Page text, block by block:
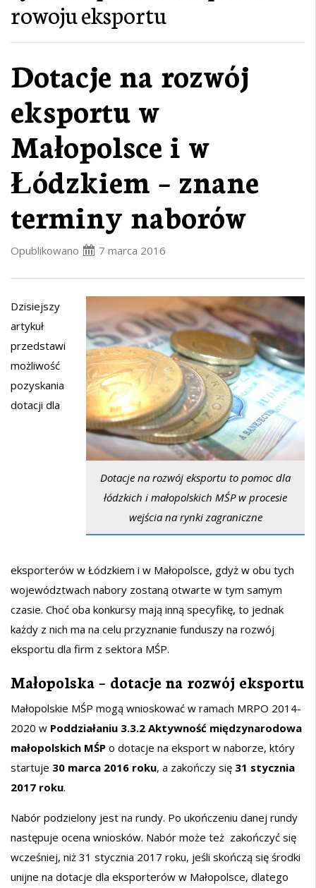
rowoju eksportu
Dotacje na rozwój
eksportu w
Małopolsce i w
Łódzkiem – znane
terminy naborów
Opublikowano 7 marca 2016
Dotacje na rozwój eksportu to pomoc dla
łódzkich i małopolskich MŚP w procesie
wejścia na rynki zagraniczne
Dzisiejszy
artykuł
przedstawi
możliwość
pozyskania
dotacji dla
eksporterów w Łódzkiem i w Małopolsce, gdyż w obu tych
województwach nabory zostaną otwarte w tym samym
czasie. Choć oba konkursy mają inną specyfikę, to jednak
każdy z nich ma na celu przyznanie funduszy na rozwój
eksportu dla firm z sektora MŚP.
Małopolska – dotacje na rozwój eksportu
Małopolskie MŚP mogą wnioskować w ramach MRPO 2014-
2020 w Poddziałaniu 3.3.2 Aktywność międzynarodowa
małopolskich MŚP o dotacje na eksport w naborze, który
startuje 30 marca 2016 roku, a zakończy się 31 stycznia
2017 roku.
Nabór podzielony jest na rundy. Po ukończeniu danej rundy
następuje ocena wniosków. Nabór może też zakończyć się
wcześniej, niż 31 stycznia 2017 roku, jeśli skończą się środki
unijne na dotacje dla eksporterów w Małopolsce, dlatego